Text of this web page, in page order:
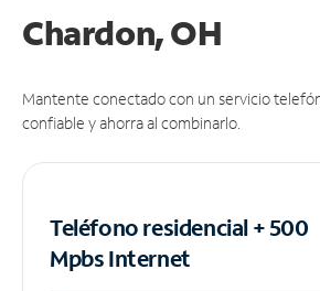
Chardon, OH
Mantente conectado con un servicio
confiable y ahorra al combinarlo.
Teléfono residencial + 500
MpbsInternet